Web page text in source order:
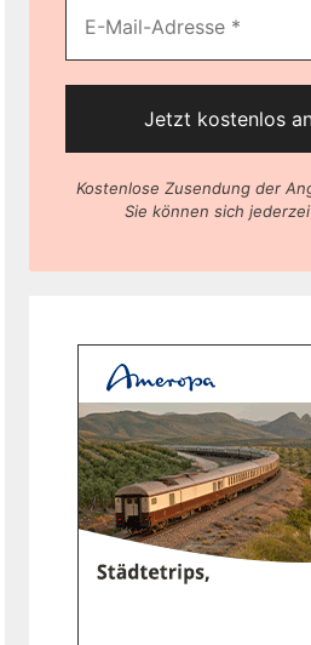
Kostenlose Zusendung der
Sie können sich